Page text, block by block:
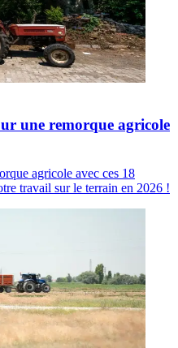
une remorque agricole
agricole avec ces 18
travail sur le terrain en 2026 !